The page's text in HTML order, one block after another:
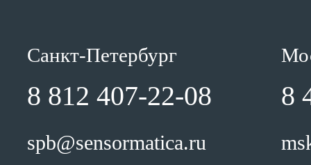
Санкт-Петербург
8 812 407-22-08
spb@sensormatica.ru
8